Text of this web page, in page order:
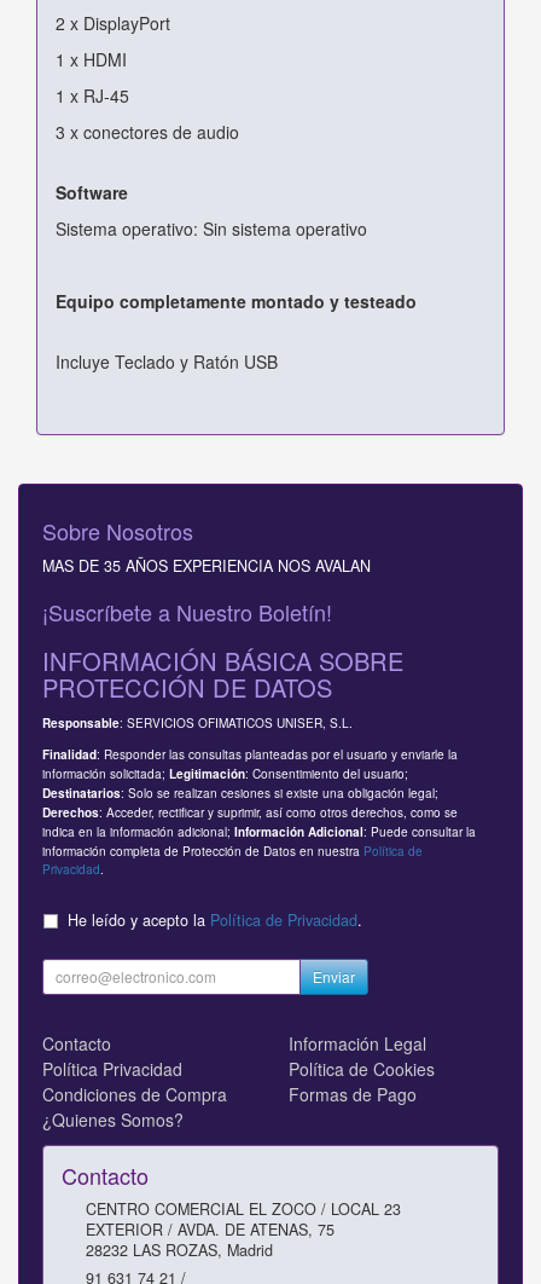
2 x DisplayPort
1 x HDMI
1 x RJ-45
3 x conectores de audio
Software
Sistema operativo: Sin sistema operativo
Equipo completamente montado y testeado
Incluye Teclado y Ratón USB
Sobre Nosotros
MAS DE 35 AÑOS EXPERIENCIA NOS AVALAN
¡Suscríbete a Nuestro Boletín!
INFORMACIÓN BÁSICA SOBRE
PROTECCIÓN DE DATOS
Responsable: SERVICIOS OFIMATICOS UNISER, S.L.
Finalidad: Responder las consultas planteadas por el usuario y enviarle la
información solicitada; Legitimación: Consentimiento del usuario;
Destinatarios: Solo se realizan cesiones si existe una obligación legal;
Derechos: Acceder, rectificar y suprimir, así como otros derechos, como se
indica en la información adicional; Información Adicional: Puede consultar la
información completa de Protección de Datos en nuestra Política de
Privacidad
He leído y acepto la Política de Privacidad.
Enviar
Contacto
Información Legal
Política Privacidad
Política de Cookies
Condiciones de Compra
Formas de Pago
¿Quienes Somos?
Contacto
CENTRO COMERCIAL EL ZOCO / LOCAL 23
EXTERIOR / AVDA. DE ATENAS, 75
28232 LAS ROZAS, Madrid
91 631 74 21 /